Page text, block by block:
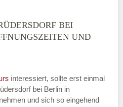
BEI
UND
interessiert, sollte erst einmal
bei Berlin in
und sich so eingehend